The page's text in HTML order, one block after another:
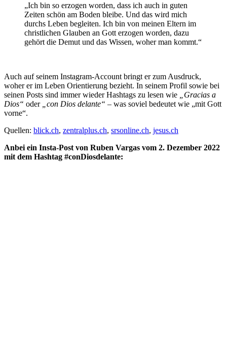
„Ich bin so erzogen worden, dass ich auch in guten
Zeiten schön am Boden bleibe. Und das wird mich
durchs Leben begleiten. Ich bin von meinen Eltern im
christlichen Glauben an Gott erzogen worden, dazu
gehört die Demut und das Wissen, woher man kommt.“
Auch auf seinem Instagram-Account bringt er zum Ausdruck,
woher er im Leben Orientierung bezieht. In seinem Profil sowie bei
seinen Posts sind immer wieder Hashtags zu lesen wie
„Gracias a
Dios“ oder „con Dios delante“ – was soviel bedeutet wie „mit Gott
vorne“.
Quellen: blick.ch, zentralplus.ch, srsonline.ch, jesus.ch
Anbei ein Insta-Post von Ruben Vargas vom 2. Dezember 2022
mit dem Hashtag #conDiosdelante: